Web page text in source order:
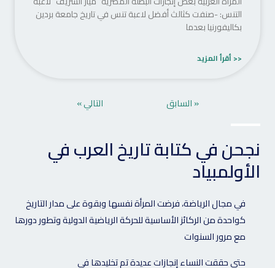
التنس: -صنفت كثالث أفضل لاعبة تنس في تاريخ جامعة بردين
بكاليفورنيا بعدما
<< أقرأ المزيد
« السابق التالي »
نجحن في كتابة تاريخ العرب في
الأولمبياد
في مجال الرياضة، فرضت المرأة نفسها وبقوة على مدار التاريخ
كواحدة من الركائز الأساسية للحركة الرياضية الدولية وتطور دورها
مع مرور السنوات
حتى حققت النساء إنجازات عديدة تم تخليدها في